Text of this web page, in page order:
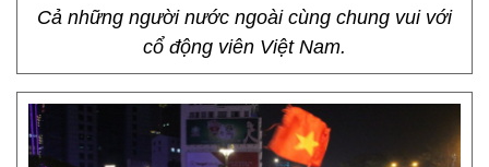
Cả những người nước ngoài cùng chung vui với
cổ động viên Việt Nam.